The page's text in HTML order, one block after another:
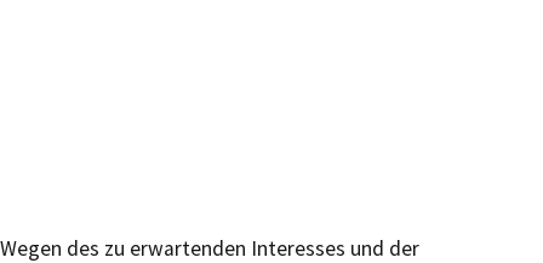
Wegen des zu erwartenden Interesses und der